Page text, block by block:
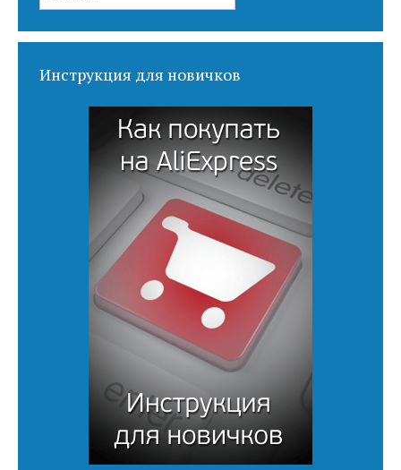
Инструкция для новичков